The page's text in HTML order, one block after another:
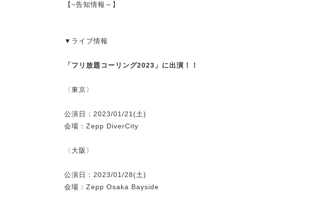
【~告知情報～】
▼ライブ情報
「フリ放題コーリング2023 」に出演！！
〈東京〉
公演日：2023/01/21(土)
会場：Zepp DiverCity
〈大阪〉
公演日：2023/01/28(土)
会場：Zepp Osaka Bayside